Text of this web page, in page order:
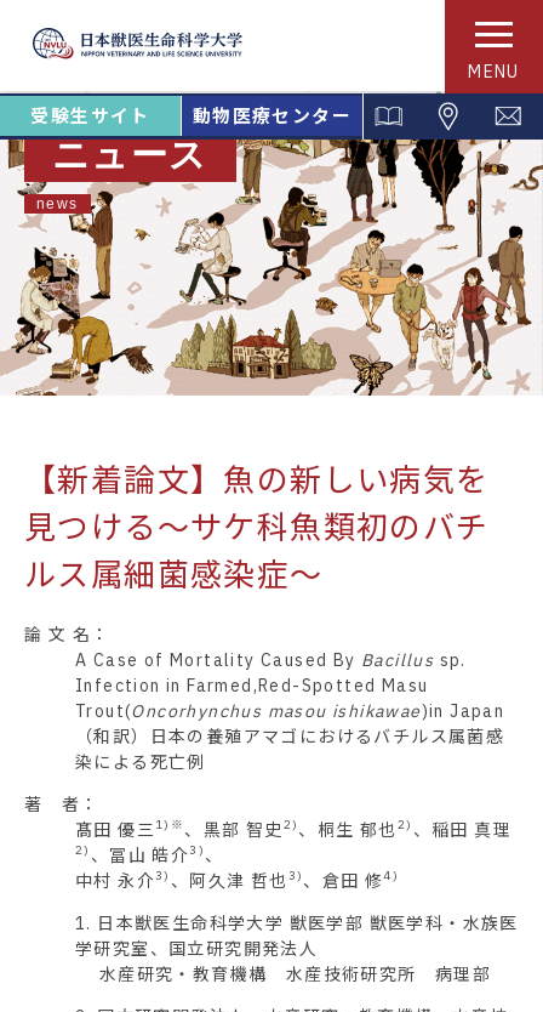
MENU
受験生サイト 動物医療センター
ニュース
news
【新着論文】魚の新しい病気を
見つける～サケ科魚類初のバチ
ルス属細菌感染症～
論 文 名：
A Case of Mortality Caused By Bacillus sp.
Infection in Farmed,Red-Spotted Masu
Trout(Oncorhynchus masou ishikawae)in Japan
（和訳）日本の養殖アマゴにおけるバチルス属菌感
染による死亡例
著 者：
髙田 優三 1)※ 、黒部 智史 2) 、桐生 郁也 2) 、稲田 真理
2) 、冨山 皓介3) 、
中村 永介3) 、阿久津 哲也 3) 、倉田 修4)
1. 日本獣医生命科学大学 獣医学部 獣医学科・水族医
学研究室、国立研究開発法人
水産研究・教育機構 水産技術研究所 病理部